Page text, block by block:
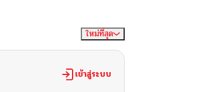
ใหม่ที่สุด
เข้าสู่ระบบ